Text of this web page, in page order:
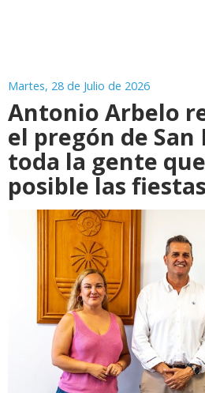
Martes, 28 de Julio de 2026
Antonio Arbelo
el pregón de San
toda la gente
posible las fiestas